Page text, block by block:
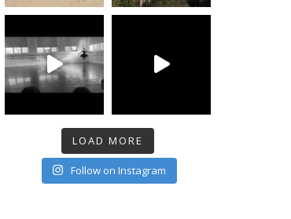
LOAD MORE
Follow on Instagram